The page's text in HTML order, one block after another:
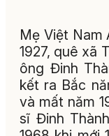
Mẹ Việt Nam
1927, quê xã
ông Đinh
kết ra Bắc
và mất năm
sĩ Đinh